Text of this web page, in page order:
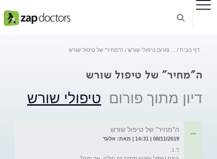
דף הבית פורום טיפולי שורש ה"מחיר" של טיפול שורש
ה"מחיר" של טיפול שורש
דיון מתוך פורום טיפולי שורש
ה"מחיר" של טיפול שורש
08/11/2019 | 14:31 | מאת: אלעד